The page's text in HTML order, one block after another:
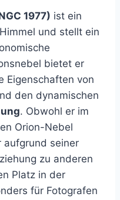
1977) ist ein
und stellt ein
bietet er
Eigenschaften von
den dynamischen
. Obwohl er im
Orion-Nebel
aufgrund seiner
zu anderen
Platz in der
für Fotografen